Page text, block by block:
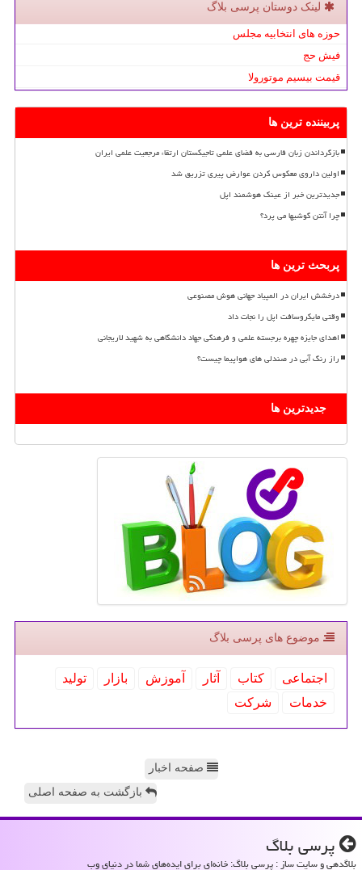
لینک دوستان پرسی بلاگ
حوزه های انتخابیه مجلس
فیش حج
قیمت بیسیم موتورولا
پربیننده ترین ها
بازگرداندن زبان فارسی به فضای علمی تاجیکستان ارتقاء مرجعیت علمی ایران
اولین داروی معکوس کردن عوارض پیری تزریق شد
جدیدترین خبر از عینک هوشمند اپل
چرا آنتن گوشیها می پرد؟
پربحث ترین ها
درخشش ایران در المپیاد جهانی هوش مصنوعی
وقتی مایکروسافت اپل را نجات داد
اهدای جایزه چهره برجسته علمی و فرهنگی جهاد دانشگاهی به شهید لاریجانی
راز رنگ آبی در صندلی های هواپیما چیست؟
جدیدترین ها
موضوع های پرسی بلاگ
اجتماعی كتاب آثار آموزش بازار
تولید
خدمات
شركت
صفحه اخبار
بازگشت به صفحه اصلی
پرسی بلاگ
بلاگدهی و سایت ساز : پرسی بلاگ: خانه‌ای برای ایده‌های شما در دنیای وب